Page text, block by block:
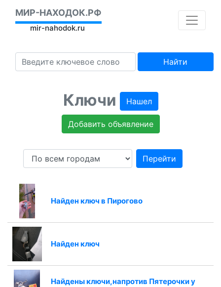
МИР-НАХОДОК.РФ
mir-nahodok.ru
Найти
Ключи Нашел
Добавить объявление
Перейти
Найден ключ в Пирогово
Найден ключ
Найдены ключи,напротив Пятерочки у